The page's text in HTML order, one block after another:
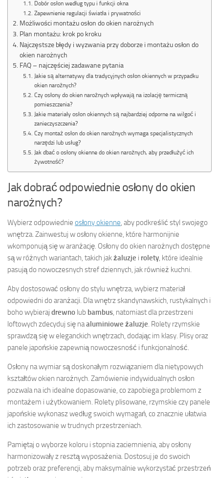
Dobór osłon według typu i funkcji okna
Zapewnienie regulacji światła i prywatności
Możliwości montażu osłon do okien narożnych
Plan montażu: krok po kroku
Najczęstsze błędy i wyzwania przy doborze i montażu osłon do
okien narożnych
FAQ – najczęściej zadawane pytania
Jakie są alternatywy dla tradycyjnych osłon okiennych w przypadku
okien narożnych?
Czy osłony do okien narożnych wpływają na izolację termiczną
pomieszczenia?
Jakie materiały osłon okiennych są najbardziej odporne na wilgoć i
zanieczyszczenia?
Czy montaż osłon do okien narożnych wymaga specjalistycznych
narzędzi lub usług?
Jak dbać o osłony okienne do okien narożnych, aby przedłużyć ich
żywotność?
Jak dobrać odpowiednie osłony do okien
narożnych?
Wybierz odpowiednie osłony okienne , aby podkreślić styl swojego
wnętrza. Zainwestuj w osłony okienne, które harmonijnie
wkomponują się w aranżację. Osłony do okien narożnych dostępne
są w różnych wariantach, takich jakżaluzje i rolety , które idealnie
pasują do nowoczesnych stref dziennych, jak również kuchni.
Aby dostosować osłony do stylu wnętrza, wybierz materiał
odpowiedni do aranżacji. Dla wnętrz skandynawskich, rustykalnych i
boho wybieraj drewno lub bambus , natomiast dla przestrzeni
loftowych zdecyduj się naaluminiowe żaluzje . Rolety rzymskie
sprawdzą się w eleganckich wnętrzach, dodając im klasy. Plisy oraz
panele japońskie zapewnią nowoczesność i funkcjonalność.
Osłony na wymiar są doskonałym rozwiązaniem dla nietypowych
kształtów okien narożnych. Zamówienie indywidualnych osłon
pozwala na ich idealne dopasowanie, co zapobiega problemom z
montażem i użytkowaniem. Rolety plisowane, rzymskie czy panele
japońskie wykonasz według swoich wymagań, co znacznie ułatwia
ich zastosowanie w trudnych przestrzeniach.
Pamiętaj o wyborze koloru i stopnia zaciemnienia, aby osłony
harmonizowały z resztą wyposażenia. Dostosuj je do swoich
potrzeb oraz preferencji, aby maksymalnie wykorzystać przestrzeń